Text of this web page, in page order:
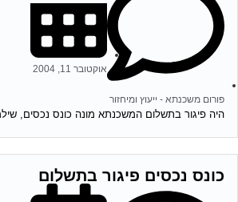
פורום משכנתא - ייעוץ ומיחזור
אוקטובר 11, 2004
היה פיגור בתשלום המשכנתא מונה כונס נכסים,
כונס נכסים פיגור בתשלום